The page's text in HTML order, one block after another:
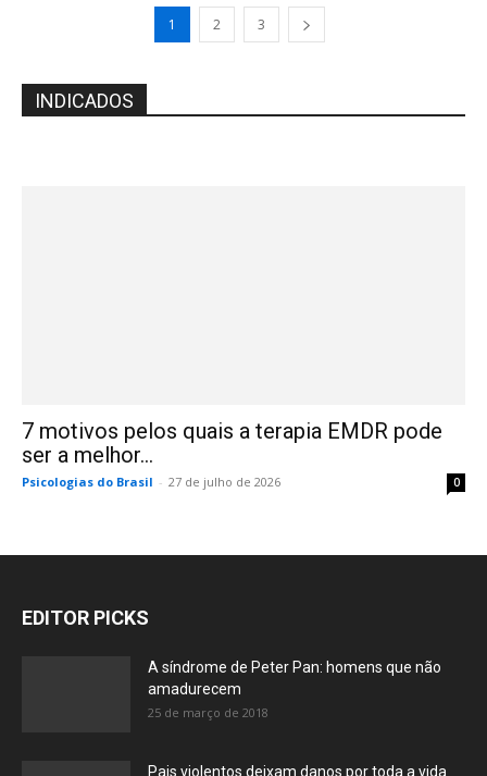
1 2 3
INDICADOS
7 motivos pelos quais a terapia EMDR pode
ser a melhor...
Psicologias do Brasil - 27 de julho de 2026 0
EDITOR PICKS
A síndrome de Peter Pan: homens que não
amadurecem
25 de março de 2018
Pais violentos deixam danos por toda a vida